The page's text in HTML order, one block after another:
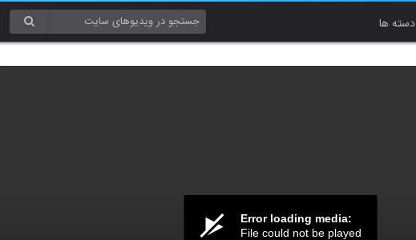
دسته ها
Error loading media:
File could not be played